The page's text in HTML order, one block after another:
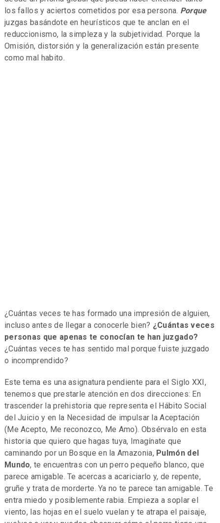
los fallos y aciertos cometidos por esa persona. Porque
juzgas basándote en heurísticos que te anclan en el
reduccionismo, la simpleza y la subjetividad. Porque la
Omisión, distorsión y la generalización están presente
como mal habito.
¿Cuántas veces te has formado una impresión de alguien,
incluso antes de llegar a conocerle bien? ¿Cuántas veces
personas que apenas te conocían te han juzgado?
¿Cuántas veces te has sentido mal porque fuiste juzgado
o incomprendido?
Este tema es una asignatura pendiente para el Siglo XXI,
tenemos que prestarle atención en dos direcciones: En
trascender la prehistoria que representa el Hábito Social
del Juicio y en la Necesidad de impulsar la Aceptación
(Me Acepto, Me reconozco, Me Amo). Obsérvalo en esta
historia que quiero que hagas tuya, Imagínate que
caminando por un Bosque en la Amazonia, Pulmón del
Mundo, te encuentras con un perro pequeño blanco, que
parece amigable. Te acercas a acariciarlo y, de repente,
gruñe y trata de morderte. Ya no te parece tan amigable. Te
entra miedo y posiblemente rabia. Empieza a soplar el
viento, las hojas en el suelo vuelan y te atrapa el paisaje,